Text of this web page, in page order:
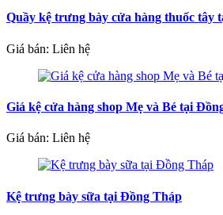
Quầy kệ trưng bày cửa hàng thuốc tây
Giá bán: Liên hệ
Giá kệ cửa hàng shop Mẹ và Bé tại
Giá bán: Liên hệ
Kệ trưng bày sữa tại Đồng Tháp